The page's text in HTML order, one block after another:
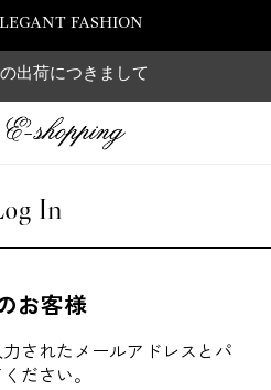
FASHION
出荷につきまして
In
お客様
されたメールアドレスとパ
ださい。